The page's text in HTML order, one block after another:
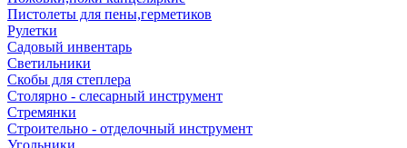
Пистолеты для пены,герметиков
Рулетки
Садовый инвентарь
Светильники
Скобы для степлера
Столярно - слесарный инструмент
Стремянки
Строительно - отделочный инструмент
Угольники